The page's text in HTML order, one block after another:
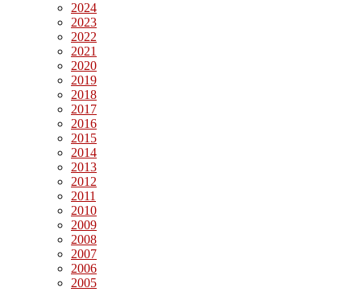
2024
2023
2022
2021
2020
2019
2018
2017
2016
2015
2014
2013
2012
2011
2010
2009
2008
2007
2006
2005